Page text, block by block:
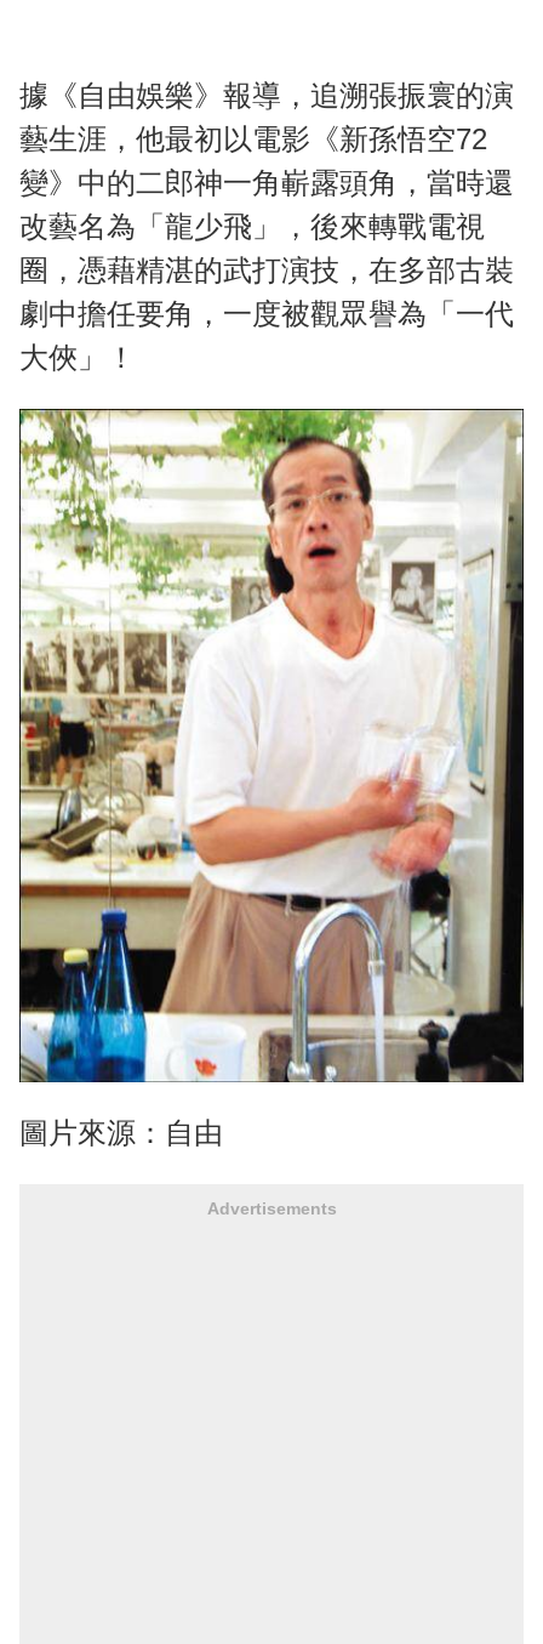
據《自由娛樂》報導，追溯張振寰的演
藝生涯，他最初以電影《新孫悟空72
變》中的二郎神一角嶄露頭角，當時還
改藝名為「龍少飛」，後來轉戰電視
圈，憑藉精湛的武打演技，在多部古裝
劇中擔任要角，一度被觀眾譽為「一代
大俠」！
圖片來源：自由
Advertisements